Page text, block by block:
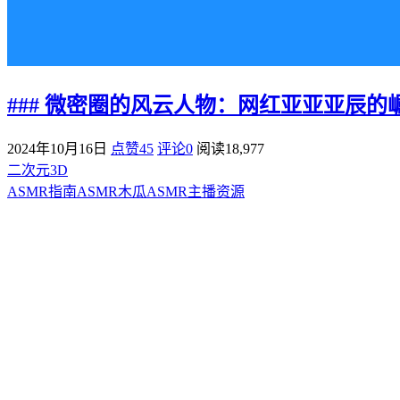
### 微密圈的风云人物：网红亚亚亚辰的
2024年10月16日 点赞45 评论0 阅读18,977
二次元3D
ASMR指南ASMR木瓜ASMR主播资源